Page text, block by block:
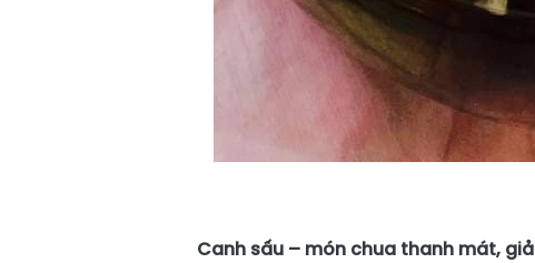
Canh sấu – món chua thanh mát,